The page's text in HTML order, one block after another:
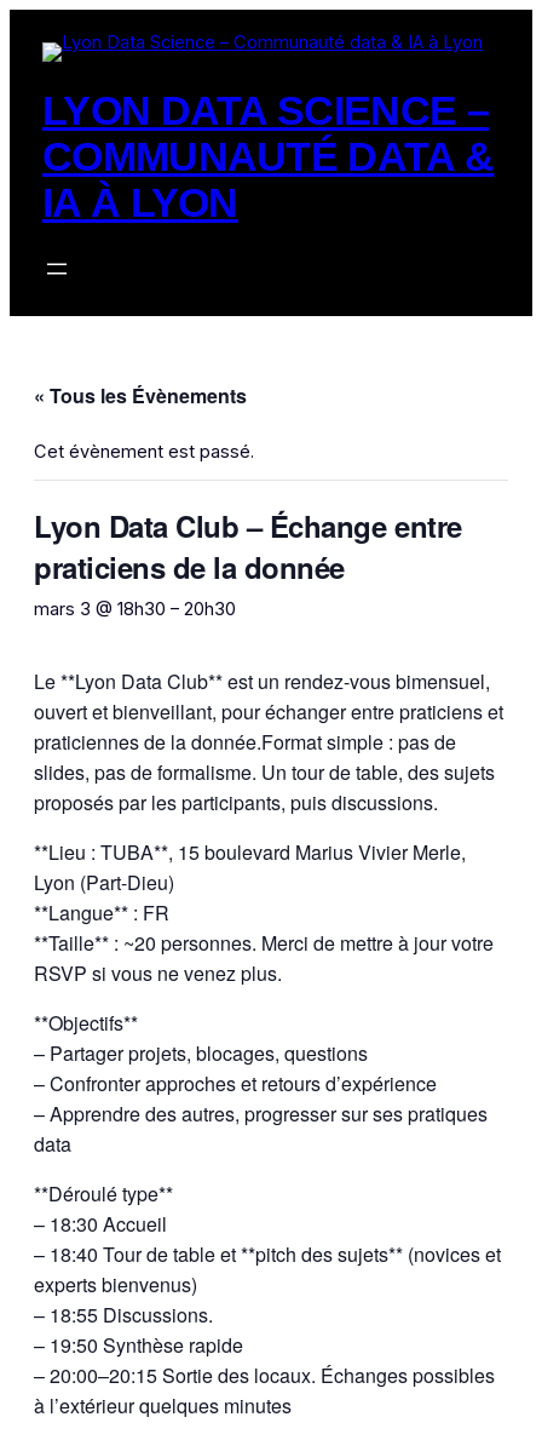
LYON DATA SCIENCE –
COMMUNAUTÉ DATA &
IA À LYON
« Tous les Évènements
Cet évènement est passé.
Lyon Data Club – Échange entre
praticiens de la donnée
mars 3 @ 18h30 – 20h30
Le **Lyon Data Club** est un rendez-vous bimensuel,
ouvert et bienveillant, pour échanger entre praticiens et
praticiennes de la donnée.Format simple : pas de
slides, pas de formalisme. Un tour de table, des sujets
proposés par les participants, puis discussions.
**Lieu : TUBA**, 15 boulevard Marius Vivier Merle,
Lyon (Part-Dieu)
**Langue** : FR
**Taille** : ~20 personnes. Merci de mettre à jour votre
RSVP si vous ne venez plus.
**Objectifs**
– Partager projets, blocages, questions
– Confronter approches et retours d’expérience
– Apprendre des autres, progresser sur ses pratiques
data
**Déroulé type**
– 18:30 Accueil
– 18:40 Tour de table et **pitch des sujets** (novices et
experts bienvenus)
– 18:55 Discussions.
– 19:50 Synthèse rapide
– 20:00–20:15 Sortie des locaux. Échanges possibles
à l’extérieur quelques minutes